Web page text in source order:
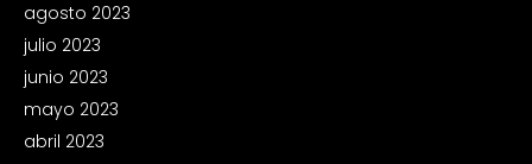
agosto 2023
julio 2023
junio 2023
mayo 2023
abril 2023